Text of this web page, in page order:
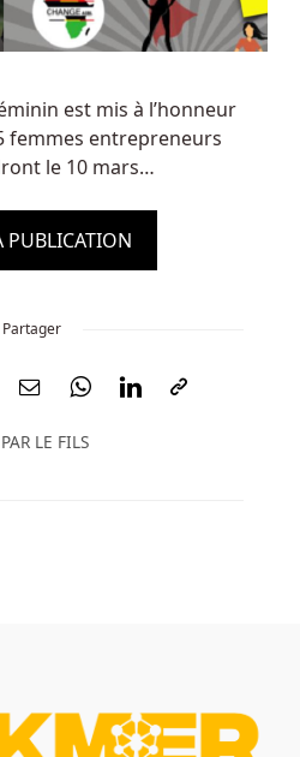
est mis à l’honneur
femmes entrepreneurs
le 10 mars…
PUBLICATION
Partager
PAR LE FILS